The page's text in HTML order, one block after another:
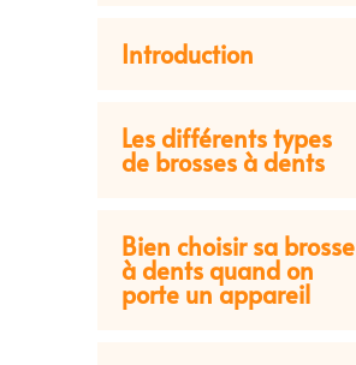
Introduction
Les différents types
de brosses à dents
Bien choisir sa brosse
à dents quand on
porte un appareil